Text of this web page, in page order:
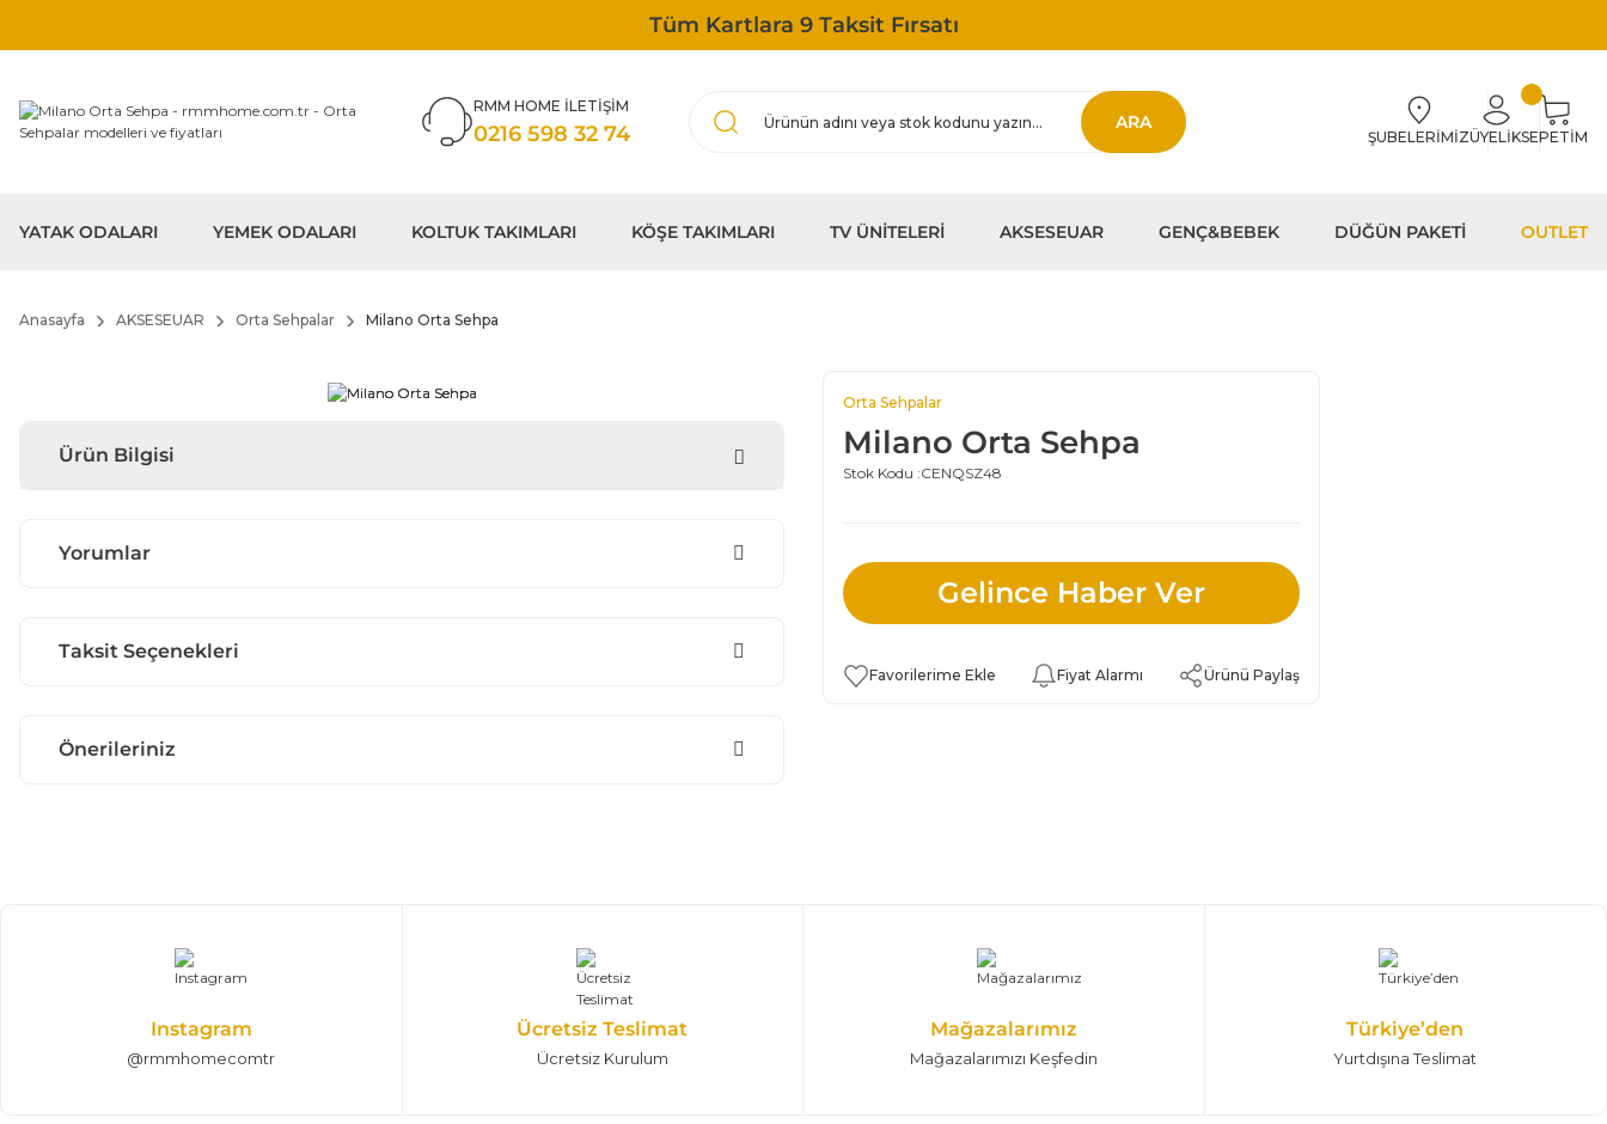
Tüm Kartlara 9 Taksit Fırsatı
RMM HOME İLETİŞİM
0216 598 32 74 ARA
ŞUBELERİMİZÜYELİKSEPETİM
YATAK ODALARI YEMEK ODALARI KOLTUK TAKIMLARI KÖŞE TAKIMLARI TV ÜNİTELERİ AKSESEUAR GENÇ&BEBEK DÜĞÜN PAKETİ OUTLET
Anasayfa AKSESEUAR Orta Sehpalar Milano Orta Sehpa
Ürün Bilgisi
Yorumlar
Taksit Seçenekleri
Önerileriniz
Orta Sehpalar
Milano Orta Sehpa
Stok Kodu :CENQSZ48
Gelince Haber Ver
Fiyat Alarmı Ürünü Paylaş
Instagram
@rmmhomecomtr
Ücretsiz Teslimat
Ücretsiz Kurulum
Mağazalarımız
Mağazalarımızı Keşfedin
Türkiye’den
Yurtdışına Teslimat